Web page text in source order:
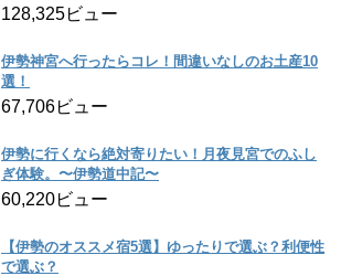
128,325ビュー
伊勢神宮へ行ったらコレ！間違いなしのお土産10
選！
67,706ビュー
伊勢に行くなら絶対寄りたい！月夜見宮でのふし
ぎ体験。〜伊勢道中記〜
60,220ビュー
【伊勢のオススメ宿5選】ゆったりで選ぶ？利便性
で選ぶ？